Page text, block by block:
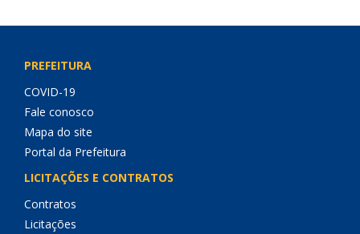
PREFEITURA
COVID-19
Fale conosco
Mapa do site
Portal da Prefeitura
LICITAÇÕES E CONTRATOS
Contratos
Licitações